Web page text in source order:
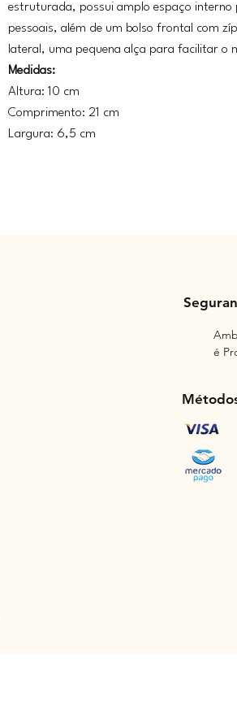
estruturada, possui amplo espaço interno
pessoais, além de um bolso frontal com
lateral, uma pequena alça para facilitar o
Medidas:
Altura: 10 cm
Comprimento: 21 cm
Largura: 6,5 cm
é